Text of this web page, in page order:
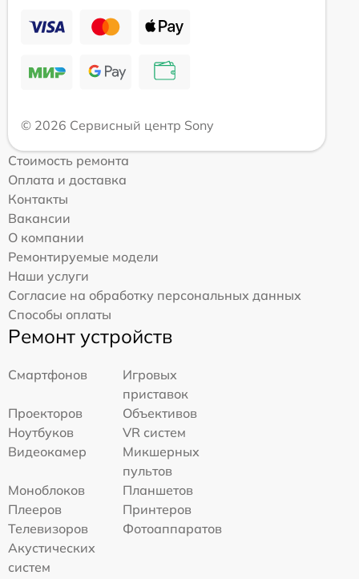
© 2026 Сервисный центр Sony
Стоимость ремонта
Оплата и доставка
Контакты
Вакансии
О компании
Ремонтируемые модели
Наши услуги
Согласие на обработку персональных данных
Способы оплаты
Ремонт устройств
Смартфонов
Игровых
приставок
Проекторов
Объективов
Ноутбуков
VR систем
Видеокамер
Микшерных
пультов
Моноблоков
Планшетов
Плееров
Принтеров
Телевизоров
Фотоаппаратов
Акустических
систем